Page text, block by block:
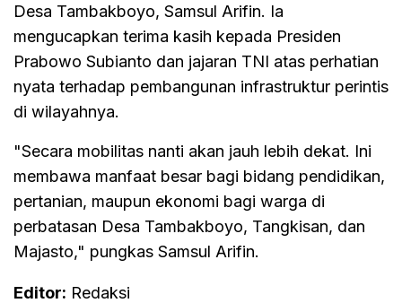
Desa Tambakboyo, Samsul Arifin. Ia
mengucapkan terima kasih kepada Presiden
Prabowo Subianto dan jajaran TNI atas perhatian
nyata terhadap pembangunan infrastruktur perintis
di wilayahnya.
"Secara mobilitas nanti akan jauh lebih dekat. Ini
membawa manfaat besar bagi bidang pendidikan,
pertanian, maupun ekonomi bagi warga di
perbatasan Desa Tambakboyo, Tangkisan, dan
Majasto," pungkas Samsul Arifin.
Editor: Redaksi